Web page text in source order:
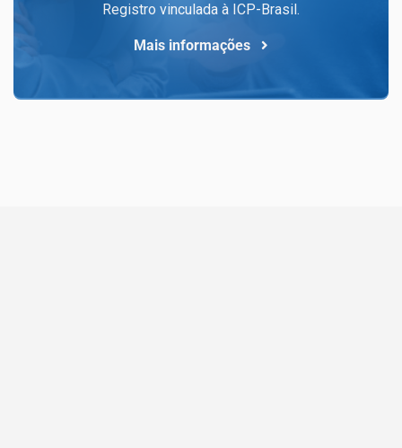
Registro vinculada à ICP-Brasil.
Mais informações